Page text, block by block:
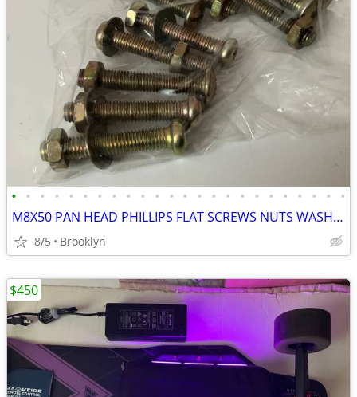
• • • • • • • • • • • • • • • • • • • • • • • •
M8X50 PAN HEAD PHILLIPS FLAT SCREWS NUTS WASHERS ZINC YELLOW PLATED 10
8/5 Brooklyn
$450